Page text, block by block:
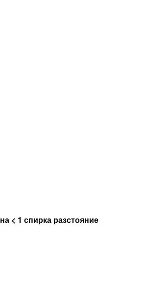
на < 1 спирка разстояние